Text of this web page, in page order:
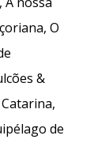
O
&
de